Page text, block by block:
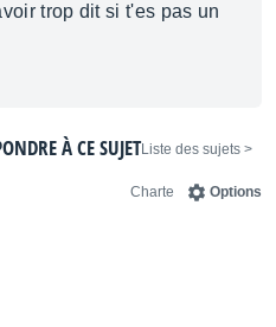
trop dit si t'es pas un
< Liste des sujets
À CE SUJET
Options
Charte